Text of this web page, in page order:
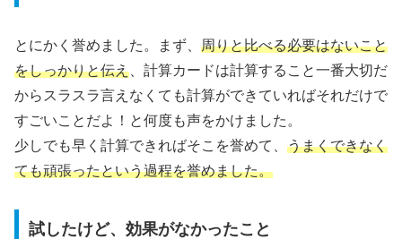
とにかく誉めました。まず、 周りと比べる必要はないこと
をしっかりと伝え 、計算カードは計算すること一番大切だ
からスラスラ言えなくても計算ができていればそれだけで
すごいことだよ！と何度も声をかけました。
少しでも早く計算できればそこを誉めて、 うまくできなく
ても頑張ったという過程を誉めました。
試したけど、効果がなかったこと